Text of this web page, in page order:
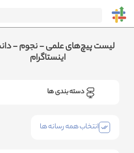
لیست پیچ‌های علمی - نجوم -
اینستاگرام
دسته بندی ها
انتخاب همه رسانه ها
[GET]